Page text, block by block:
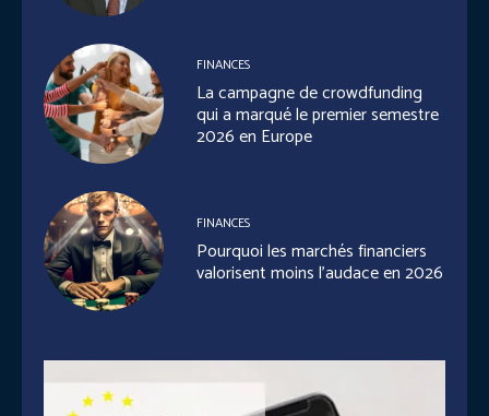
FINANCES
La campagne de crowdfunding
qui a marqué le premier semestre
2026 en Europe
FINANCES
Pourquoi les marchés financiers
valorisent moins l’audace en 2026